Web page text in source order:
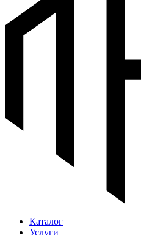
Каталог
Услуги